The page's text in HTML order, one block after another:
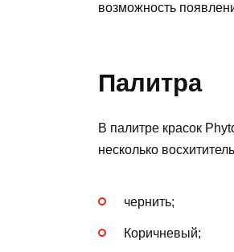
возможность
Палитра
В палитре красок
несколько
чернить;
Коричневый;